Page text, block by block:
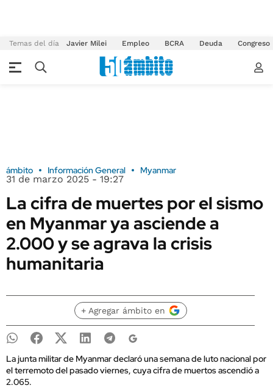
Temas del día Javier Milei Empleo BCRA Deuda Congreso
ámbito Información General Myanmar
31 de marzo 2025 - 19:27
La cifra de muertes por el sismo
en Myanmar ya asciende a
2.000 y se agrava la crisis
humanitaria
+ Agregar ámbito en
La junta militar de Myanmar declaró una semana de luto nacional por
el terremoto del pasado viernes, cuya cifra de muertos ascendió a
2.065.